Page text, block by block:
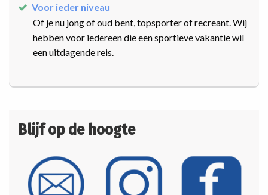
Voor ieder niveau
Of je nu jong of oud bent, topsporter of recreant. Wij
hebben voor iedereen die een sportieve vakantie wil
een uitdagende reis.
Blijf op de hoogte